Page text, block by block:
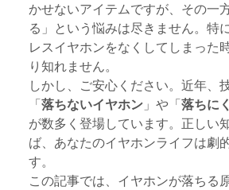
かせないアイテムですが、その一
る」という悩みは尽きません。特
レスイヤホンをなくしてしまった
り知れません。
しかし、ご安心ください。近年、
「落ちないイヤホン 」や「落ちに
が数多く登場しています。正しい
ば、あなたのイヤホンライフは劇
す。
この記事では、イヤホンが落ちる